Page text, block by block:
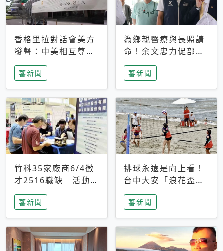
香格里拉對話會美方
發聲：中美相互尊
重、良性溝通事關全
球和平穩定
蕃新聞
為鄉親醫療與長照請
命！余文忠力促部苗
升格「台大苗栗分
院」
蕃新聞
竹科35家廠商6/4徵
才2516職缺 活動當
天完成面試2家廠商
即可參加抽獎
蕃新聞
排球永遠是向上看！
台中大安「浪花盃」
沙排賽今日起跑 烈
日、海風、餐車派對
引爆海線初夏
蕃新聞